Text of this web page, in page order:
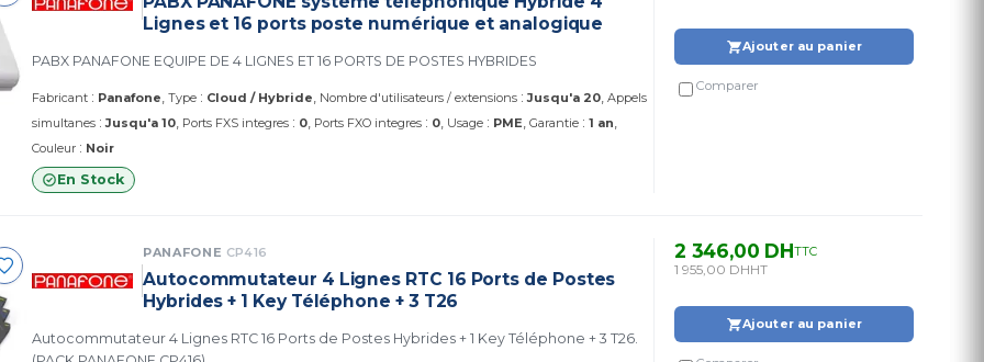
Lignes et 16 ports poste numérique et analogique
PABX PANAFONE EQUIPE DE 4 LIGNES ET 16 PORTS DE POSTES HYBRIDES
Fabricant : Panafone Type : Cloud / Hybride Nombre d'utilisateurs / extensions :Jusqu'a 20 Appels
simultanes :Jusqu'a 10 Ports FXS integres : 0 Ports FXO integres : 0 Usage : PME Garantie : 1 an
Couleur : Noir
En Stock
Ajouter au panier
Comparer
PANAFONE CP416
Autocommutateur 4 Lignes RTC 16 Ports de Postes
Hybrides + 1 Key Téléphone + 3 T26
Autocommutateur 4 Lignes RTC 16 Ports de Postes Hybrides + 1 Key Téléphone + 3 T26.
2 346,00 DHTTC
1 955,00 DHHT
Ajouter au panier